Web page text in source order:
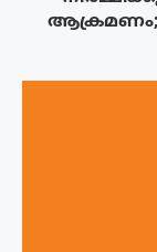
ആക്രമണം;